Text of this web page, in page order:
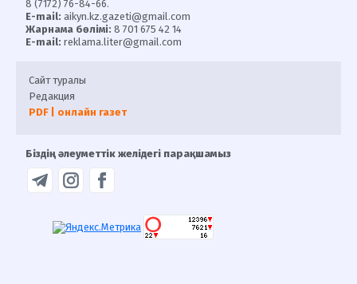
8 (7172) 76-84-66.
E-mail: aikyn.kz.gazeti@gmail.com
Жарнама бөлімі: 8 701 675 42 14
E-mail: reklama.liter@gmail.com
Сайт туралы
Редакция
PDF | онлайн газет
Біздің әлеуметтік желідегі парақшамыз